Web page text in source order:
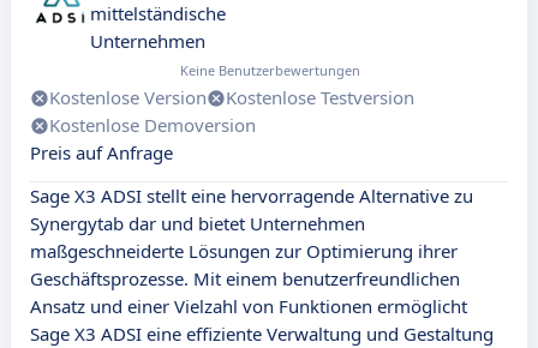
mittelständische
Unternehmen
Keine Benutzerbewertungen
Kostenlose Version
Kostenlose Testversion
Kostenlose Demoversion
Preis auf Anfrage
Sage X3 ADSI stellt eine hervorragende Alternative zu
Synergytab dar und bietet Unternehmen
maßgeschneiderte Lösungen zur Optimierung ihrer
Geschäftsprozesse. Mit einem benutzerfreundlichen
Ansatz und einer Vielzahl von Funktionen ermöglicht
Sage X3 ADSI eine effiziente Verwaltung und Gestaltung